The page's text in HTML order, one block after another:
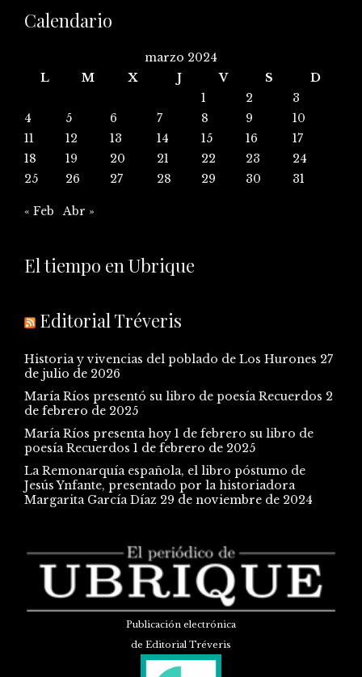
Calendario
marzo 2024
L
M X J V S
D
1
2
3
4
5 6 7 8 9
10
11
12 13 14 15 16
17
18
19 20 21 22 23
24
25
26 27 28 29 30 31
« Feb Abr »
El tiempo en Ubrique
Editorial Tréveris
Historia y vivencias del poblado de Los Hurones 27
de julio de 2026
María Ríos presentó su libro de poesía Recuerdos 2
de febrero de 2025
María Ríos presenta hoy 1 de febrero su libro de
poesía Recuerdos 1 de febrero de 2025
La Remonarquía española, el libro póstumo de
Jesús Ynfante, presentado por la historiadora
Margarita García Díaz 29 de noviembre de 2024
Publicación electrónica
de Editorial Tréveris